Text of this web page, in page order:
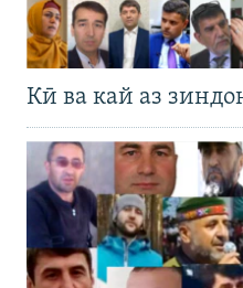
Кӣ ва кай аз